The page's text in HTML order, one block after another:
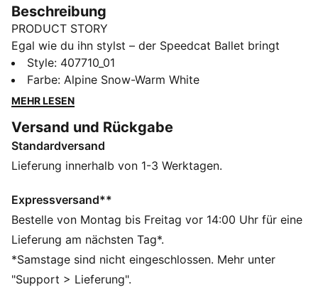
Beschreibung
PRODUCT STORY
Egal wie du ihn stylst – der Speedcat Ballet bringt
Eleganz und Individualität in jeden Look. Ballett-
inspirierte Details und schicke Akzente machen diese
Silhouette zur auffallenden Neuinterpretation einer
für die Straße designt – dieser Sneakers ist
energiegeladen und elegant zugleich. Setze auf den
Low-Profile-Trend und finde das Paar, das zu deinem
DETAILS
Breite: Regulär
Zehentyp: Abgerundet
Verschluss: Schnürsenkel
Absatzart: Flach
PUMA Branding-Details
Style: 407710_01
Farbe: Alpine Snow-Warm White
MEHR LESEN
Versand und Rückgabe
Standardversand
Lieferung innerhalb von 1-3 Werktagen.
Expressversand**
Bestelle von Montag bis Freitag vor 14:00 Uhr für eine
Lieferung am nächsten Tag*.
*Samstage sind nicht eingeschlossen. Mehr unter
"Support > Lieferung".